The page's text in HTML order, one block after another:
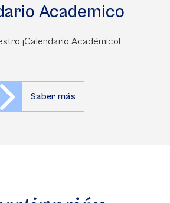
Academico
¡Calendario Académico!
Saber más